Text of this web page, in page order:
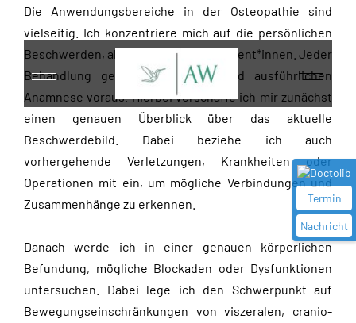
Mobile Menu Toggle Off-
Die Anwendungsbereiche in der Osteopathie sind
vielseitig. Ich konzentriere mich auf die persönlichen
Beschwerden, aber auch Ziele der Patient*innen. Jeder
Behandlung geht eine genaue und ausführlichen
Anamnese voraus. Hierbei verschaffe ich mir zunächst
einen genauen Überblick über das aktuelle
Beschwerdebild. Dabei beziehe ich auch
vorhergehende Verletzungen, Krankheiten oder
Operationen mit ein, um mögliche Verbindungen und
Zusammenhänge zu erkennen.
Danach werde ich in einer genauen körperlichen
Befundung, mögliche Blockaden oder Dysfunktionen
untersuchen. Dabei lege ich den Schwerpunkt auf
Bewegungseinschränkungen von viszeralen, cranio-
Termin
Nachricht